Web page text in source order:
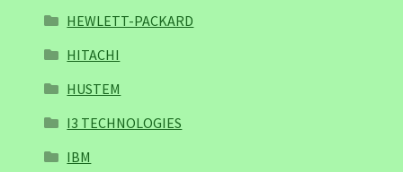
HEWLETT-PACKARD
HITACHI
HUSTEM
I3 TECHNOLOGIES
IBM